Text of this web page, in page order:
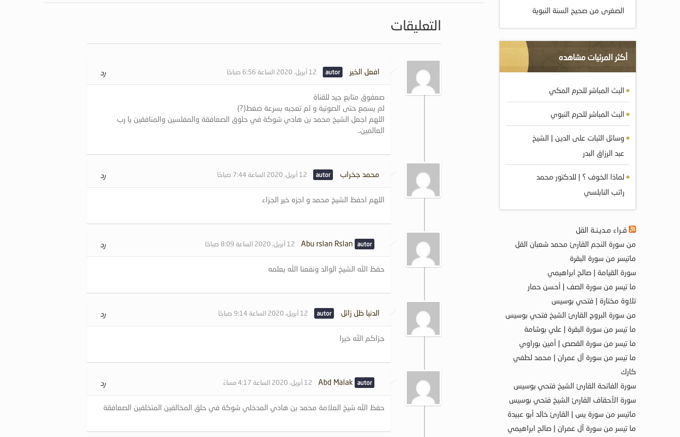
التعليقات
افعل الخير 12 أبريل، 2020 الساعة 6:56 صباحًا رد
صعفوق متابع جيد للقناة
لم يسمع حتى الصوتية و لم تعجبه بسرعة ضغط(?)
اللهم اجعل الشيخ محمد بن هادي شوكة في حلوق الصعافقة والمفلسين والمنافقين يا رب
العالمين..
محمد جخراب 12 أبريل، 2020 الساعة 7:44 صباحًا رد
اللهم احفظ الشيخ محمد و اجزه خير الجزاء
Abu rslan Rslan 12 أبريل، 2020 الساعة 8:09 صباحًا رد
حفظ الله الشيخ الوالد ونفعنا الله بعلمه
الدنيا ظل زائل 12 أبريل، 2020 الساعة 9:14 صباحًا رد
جزاكم الله خيرا
Abd Malak 12 أبريل، 2020 الساعة 4:17 مساءً رد
حفظ الله شيخ العلامة محمد بن هادي المدخلي شوكة في حلق المخالفين المتخلفين الصعافقة
الصغرى من صحيح السنة النبوية
أكثر المرئيات مشاهده
البث المباشر للحرم المكي
البث المباشر للحرم النبوي
وسائل الثبات على الدين | الشيخ
عبد الرزاق البدر
لماذا الخوف ؟ | للدكتور محمد
راتب النابلسي
قـراء مـديـنـة القل
من سورة النجم القارئ محمد شعبان القل
ماتيسر من سورة البقرة
سورة القيامة | صالح ابراهيمي
ما تيسر من سورة الصف | أحسن حمار
تلاوة مختارة | فتحي بوسيس
من سورة البروج القارئ الشيخ فتحي بوسيس
ما تيسر من سورة البقرة | علي بوشامة
ما تيسر من سورة القصص | أمين بوراوي
ما تيسر من سورة آل عمران | محمد لطفي
كارك
سورة الفاتحة القارئ الشيخ فتحي بوسيس
سورة الأحقاف القارئ الشيخ فتحي بوسيس
ماتيسر من سورة يس | القارئ خالد أبو عبيدة
ما تيسر من سورة آل عمران | صالح ابراهيمي